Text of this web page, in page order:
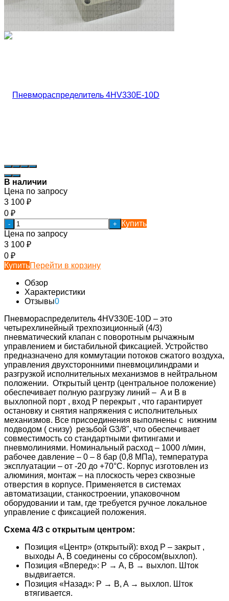
В наличии
Цена по запросу
3 100 ₽
0 ₽
- +
Купить
Цена по запросу
3 100 ₽
0 ₽
КупитьПерейти в корзину
Обзор
Характеристики
Отзывы0
Пневмораспределитель 4HV330Е-10D – это
четырехлинейный трехпозиционный (4/3)
пневматический клапан с поворотным рычажным
управлением и бистабильной фиксацией. Устройство
предназначено для коммутации потоков сжатого воздуха,
управления двухсторонними пневмоцилиндрами и
разгрузкой исполнительных механизмов в нейтральном
положении. Открытый центр (центральное положение)
обеспечивает полную разгрузку линий – A и B в
выхлопной порт , вход P перекрыт , что гарантирует
остановку и снятия напряжения с исполнительных
механизмов. Все присоединения выполнены с нижним
подводом ( снизу) резьбой G3/8", что обеспечивает
совместимость со стандартными фитингами и
пневмолиниями. Номинальный расход – 1000 л/мин,
рабочее давление – 0 – 8 бар (0,8 МПа), температура
эксплуатации – от -20 до +70°C. Корпус изготовлен из
алюминия, монтаж – на плоскость через сквозные
отверстия в корпусе. Применяется в системах
автоматизации, станкостроении, упаковочном
оборудовании и там, где требуется ручное локальное
управление с фиксацией положения.
Схема 4/3 с открытым центром:
Позиция «Центр» (открытый): вход P – закрыт ,
выходы A, B соединены со сбросом(выхлоп).
Позиция «Вперед»: P → A, B → выхлоп. Шток
выдвигается.
Позиция «Назад»: P → B, A → выхлоп. Шток
втягивается.